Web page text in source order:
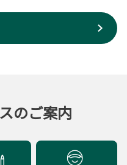
のご案内